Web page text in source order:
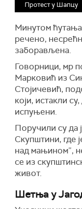
Протест у Шапцу
Минутом ћутања
речено,
заборављена.
Говорници, мр
Марковић из
Стојичевић,
који, истакли
испуњени.
Поручили су да
Скупштини, где
над мањином”,
се из
живот.
Шетња у